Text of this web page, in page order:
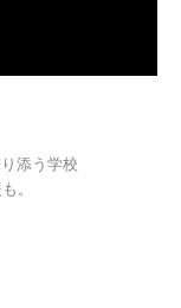
添う学校
。